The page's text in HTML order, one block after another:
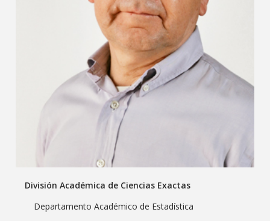
División Académica de Ciencias Exactas
Departamento Académico de Estadística